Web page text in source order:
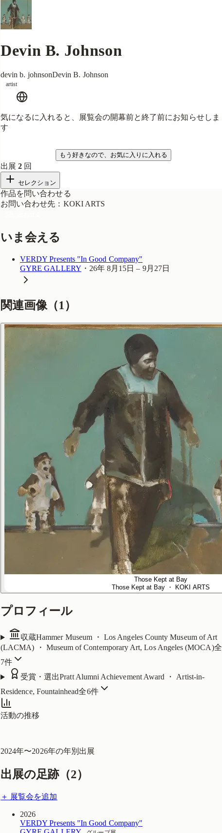
Devin B. Johnson
devin b. johnsonDevin B. Johnson
artist
気になるに入れると、展覧会の開幕前と終了前にお知らせしま
す
もう好きなので、お気に入りに入れる
出展2 回
セレクション
作品を問い合わせる
お問い合わせ先 ： KOKI ARTS
いま会える
VERDY Presents "In Good Company"
GYRE GALLERY ・ 26年 8月15日 – 9月27日
関連画像（1）
Those Kept at Bay
Those Kept at Bay・ KOKI ARTS
プロフィール
収蔵Hammer Museum ・ Los Angeles County Museum of Art
(LACMA) ・ Museum of Contemporary Art, Los Angeles (MOCA)全
7件
受賞・選出Pratt Alumni Achievement Award ・ Artist-in-
Residence, Fountainhead全6件
活動の推移
2024年〜2026年の年別出展
出展の足跡（2）
＋ 展覧会を追加
2026
VERDY Presents "In Good Company"